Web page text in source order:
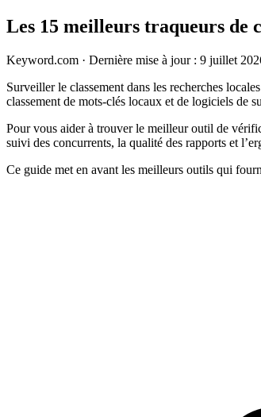
Les 15 meilleurs traqueurs de
Keyword.com · Dernière mise à jour : 9 juillet
Surveiller le classement dans les recherches
classement de mots-clés locaux et de logiciels de
Pour vous aider à trouver le meilleur outil de
suivi des concurrents, la qualité des rapports et
Ce guide met en avant les meilleurs outils qui